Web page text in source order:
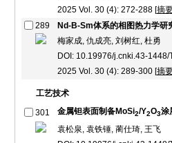
2025 Vol. 30 (4): 272-288 [摘
289
Nd-B-Sm体系的相图热力学研
梅家成, 仇成亮, 刘树红, 杜勇
DOI: 10.19976/j.cnki.43-1448/
2025 Vol. 30 (4): 289-300 [摘
工艺技术
301
金属钽表面制备MoSi2/Y2O3涂
袁松泉, 袁铁锤, 蔺仕琦, 王飞